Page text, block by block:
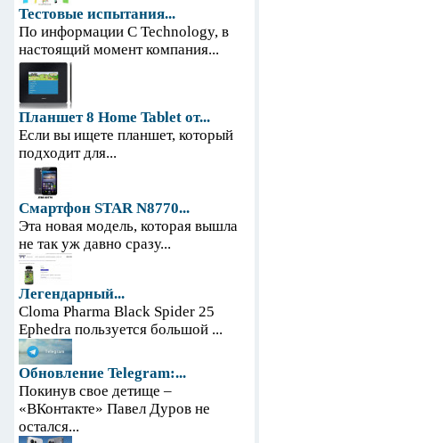
Тестовые испытания...
По информации С Technology, в
настоящий момент компания...
Планшет 8 Home Tablet от...
Если вы ищете планшет, который
подходит для...
Смартфон STAR N8770...
Эта новая модель, которая вышла
не так уж давно сразу...
Легендарный...
Cloma Pharma Black Spider 25
Ephedra пользуется большой ...
Обновление Telegram:...
Покинув свое детище –
«ВКонтакте» Павел Дуров не
остался...